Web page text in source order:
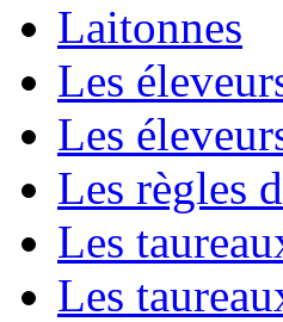
Laitonnes
Les
Les
Les règles
Les
Les